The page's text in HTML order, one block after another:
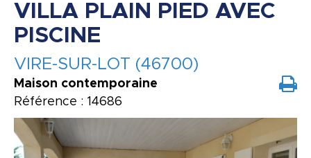
VILLA PLAIN PIED AVEC
PISCINE
VIRE-SUR-LOT (46700)
Maison contemporaine
Référence : 14686